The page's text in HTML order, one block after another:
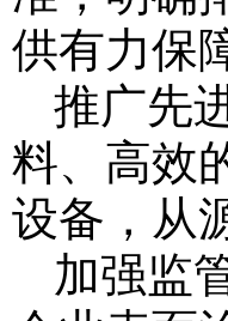
供有力保
推广先
料、高效
设备，从
加强监